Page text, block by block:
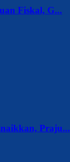
Fiskal, G...
Praju...